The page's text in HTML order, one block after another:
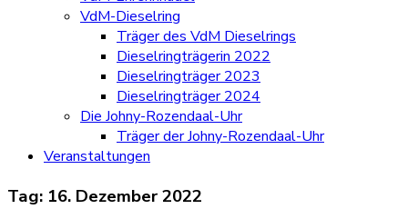
VdM-Dieselring
Träger des VdM Dieselrings
Dieselringträgerin 2022
Dieselringträger 2023
Dieselringträger 2024
Die Johny-Rozendaal-Uhr
Träger der Johny-Rozendaal-Uhr
Veranstaltungen
Tag: 16. Dezember 2022